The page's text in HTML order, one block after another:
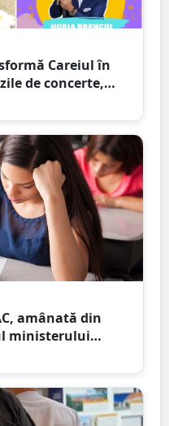
Careiul în
de concerte,
neuitat
amânată din
ministerului